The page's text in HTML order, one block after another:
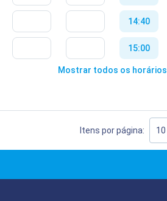
14:40
15:00
15:20
16:00
16:40
Mostrar todos os horários
Itens por página: